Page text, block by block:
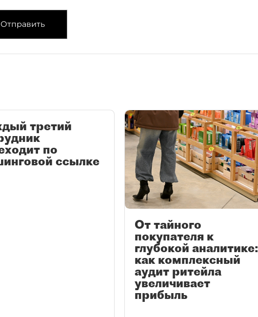
Отправить
третий
по
ссылке
От тайного
покупателя к
глубокой аналитике:
как комплексный
аудит ритейла
увеличивает
прибыль